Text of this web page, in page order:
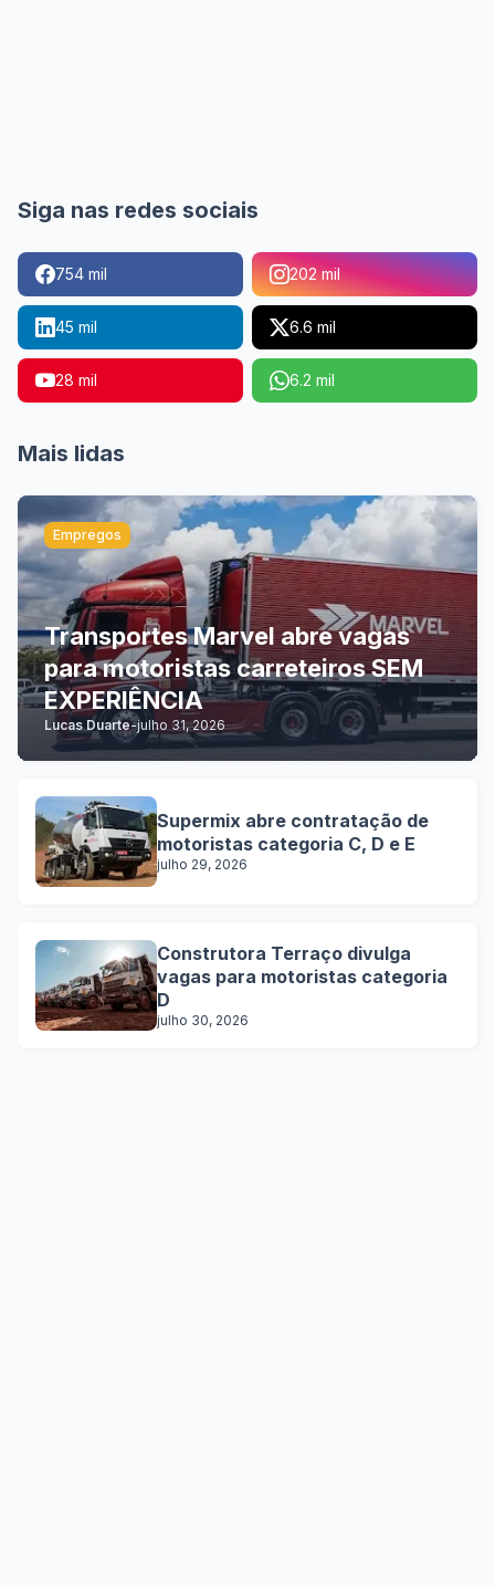
Siga nas redes sociais
754 mil 202 mil
45 mil 6.6 mil
28 mil 6.2 mil
Mais lidas
Empregos
Transportes Marvel abre vagas
para motoristas carreteiros SEM
EXPERIÊNCIA
Lucas Duarte-julho 31, 2026
Supermix abre contratação de
motoristas categoria C, D e E
julho 29, 2026
Construtora Terraço divulga
vagas para motoristas categoria
D
julho 30, 2026